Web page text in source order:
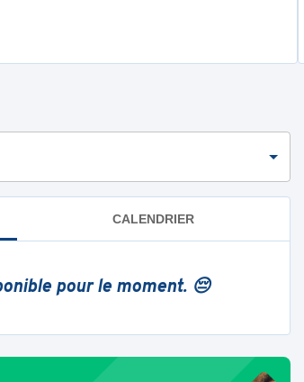
CALENDRIER
pour le moment. 😔